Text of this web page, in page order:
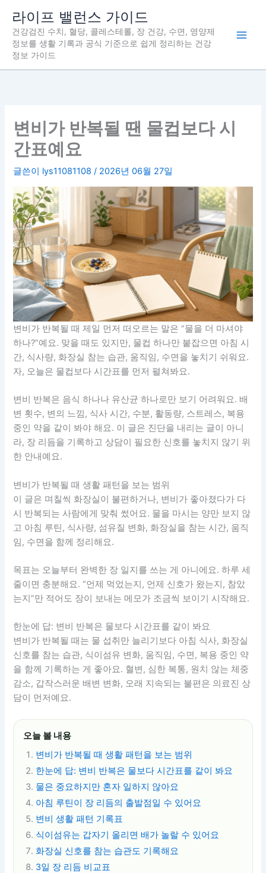
라이프 밸런스 가이드
건강검진 수치, 혈당, 콜레스테롤, 장 건강, 수면, 영양제
정보를 생활 기록과 공식 기준으로 쉽게 정리하는 건강
정보 가이드
변비가 반복될 땐 물컵보다 시
간표예요
글쓴이 lys11081108/ 2026년 06월 27일
변비가 반복될 때 제일 먼저 떠오르는 말은 “물을 더 마셔야
하나?”예요. 맞을 때도 있지만, 물컵 하나만 붙잡으면 아침 시
간, 식사량, 화장실 참는 습관, 움직임, 수면을 놓치기 쉬워요.
자, 오늘은 물컵보다 시간표를 먼저 펼쳐봐요.
변비 반복은 음식 하나나 유산균 하나로만 보기 어려워요. 배
변 횟수, 변의 느낌, 식사 시간, 수분, 활동량, 스트레스, 복용
중인 약을 같이 봐야 해요. 이 글은 진단을 내리는 글이 아니
라, 장 리듬을 기록하고 상담이 필요한 신호를 놓치지 않기 위
한 안내예요.
변비가 반복될 때 생활 패턴을 보는 범위
이 글은 며칠씩 화장실이 불편하거나, 변비가 좋아졌다가 다
시 반복되는 사람에게 맞춰 썼어요. 물을 마시는 양만 보지 않
고 아침 루틴, 식사량, 섬유질 변화, 화장실을 참는 시간, 움직
임, 수면을 함께 정리해요.
목표는 오늘부터 완벽한 장 일지를 쓰는 게 아니에요. 하루 세
줄이면 충분해요. “언제 먹었는지, 언제 신호가 왔는지, 참았
는지”만 적어도 장이 보내는 메모가 조금씩 보이기 시작해요.
한눈에 답: 변비 반복은 물보다 시간표를 같이 봐요
변비가 반복될 때는 물 섭취만 늘리기보다 아침 식사, 화장실
신호를 참는 습관, 식이섬유 변화, 움직임, 수면, 복용 중인 약
을 함께 기록하는 게 좋아요. 혈변, 심한 복통, 원치 않는 체중
감소, 갑작스러운 배변 변화, 오래 지속되는 불편은 의료진 상
담이 먼저예요.
오늘 볼 내용
변비가 반복될 때 생활 패턴을 보는 범위
한눈에 답: 변비 반복은 물보다 시간표를 같이 봐요
물은 중요하지만 혼자 일하지 않아요
아침 루틴이 장 리듬의 출발점일 수 있어요
변비 생활 패턴 기록표
식이섬유는 갑자기 올리면 배가 놀랄 수 있어요
화장실 신호를 참는 습관도 기록해요
3일 장 리듬 비교표